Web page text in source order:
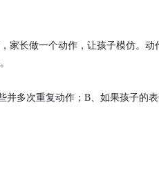
家长做一个动作，让孩子模仿。
并多次重复动作；B、如果孩子的